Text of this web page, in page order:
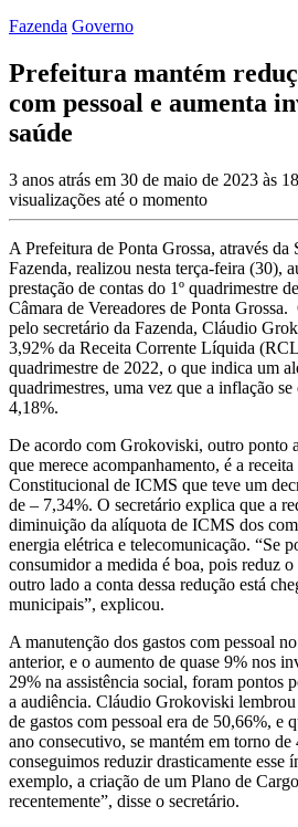
Fazenda Governo
Prefeitura mantém
com pessoal e aumenta
saúde
3 anos atrás em 30 de maio de 2023 às
visualizações até o momento
A Prefeitura de Ponta Grossa, através
Fazenda, realizou nesta terça-feira (30),
prestação de contas do 1º quadrimestre
Câmara de Vereadores de Ponta
pelo secretário da Fazenda, Cláudio
3,92% da Receita Corrente Líquida
quadrimestre de 2022, o que indica um
quadrimestres, uma vez que a inflação
4,18%.
De acordo com Grokoviski, outro ponto
que merece acompanhamento, é a
Constitucional de ICMS que teve um
de – 7,34%. O secretário explica que a
diminuição da alíquota de ICMS dos
energia elétrica e telecomunicação. “Se
consumidor a medida é boa, pois reduz o
outro lado a conta dessa redução está
municipais”, explicou.
A manutenção dos gastos com pessoal
anterior, e o aumento de quase 9% nos
29% na assistência social, foram pontos
a audiência. Cláudio Grokoviski
de gastos com pessoal era de 50,66%, e
ano consecutivo, se mantém em torno
conseguimos reduzir drasticamente esse
exemplo, a criação de um Plano de
recentemente”, disse o secretário.